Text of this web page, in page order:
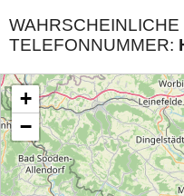
TELEFONNUMMER: